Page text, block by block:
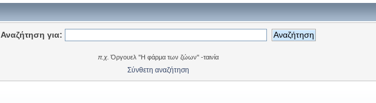
Αναζήτηση για:
π.χ. Όργουελ "Η φάρμα των ζώων" -ταινία
Σύνθετη αναζήτηση